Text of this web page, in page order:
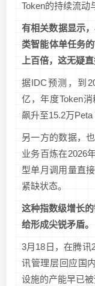
Token的持续流动
有相关数据显示
类智能体单任务
上百倍，这无疑
据IDC预测，到
亿，年度Token
飙升至15.2万Peta
另一方的数据，
业务百炼在2026
型单月调用量直
紧缺状态。
这种指数级增长
给形成尖锐矛盾。
3月18日，在腾讯
讯管理层回应国
设施的产能早已